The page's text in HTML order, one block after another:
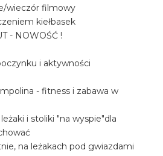
wieczór filmowy
kiełbasek
- NOWOŚĆ !
i aktywności
- fitness i zabawa w
i stoliki "na wyspie"dla
na leżakach pod gwiazdami